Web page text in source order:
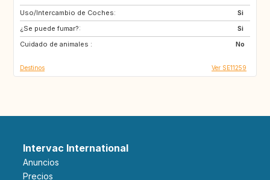
Uso/Intercambio de Coches:
Si
¿Se puede fumar?:
Si
Cuidado de animales :
No
AT
CA
DE
Destinos Ver SE11259
Intervac International
Anuncios
Precios